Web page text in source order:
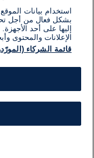
استخدام بيانات
بشكل فعال من أجل
إليها على أحد
الإعلانات والمحتوى
قائمة الشركاء